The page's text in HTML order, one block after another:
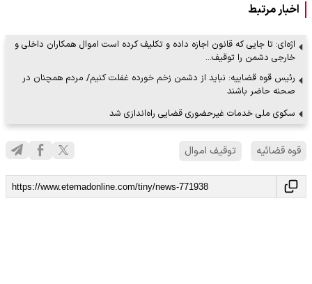
اخبار مرتبط
اژه‌ای: تا جایی که قانون اجازه داده و تکلیف کرده است اموال همکاران داخلی و
خارجی دشمن را توقیف…
رئیس قوه قضاییه: نباید از دشمن زخم خورده غفلت کنیم/ مردم همچنان در
صحنه حاضر باشند
سکوی ملی خدمات غیرحضوری قضایی راه‌اندازی شد
قوه قضائیه توقیف اموال